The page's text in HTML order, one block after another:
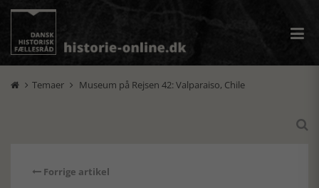
 Temaer  Museum på Rejsen 42: Valparaiso, Chile

Forrige artikel